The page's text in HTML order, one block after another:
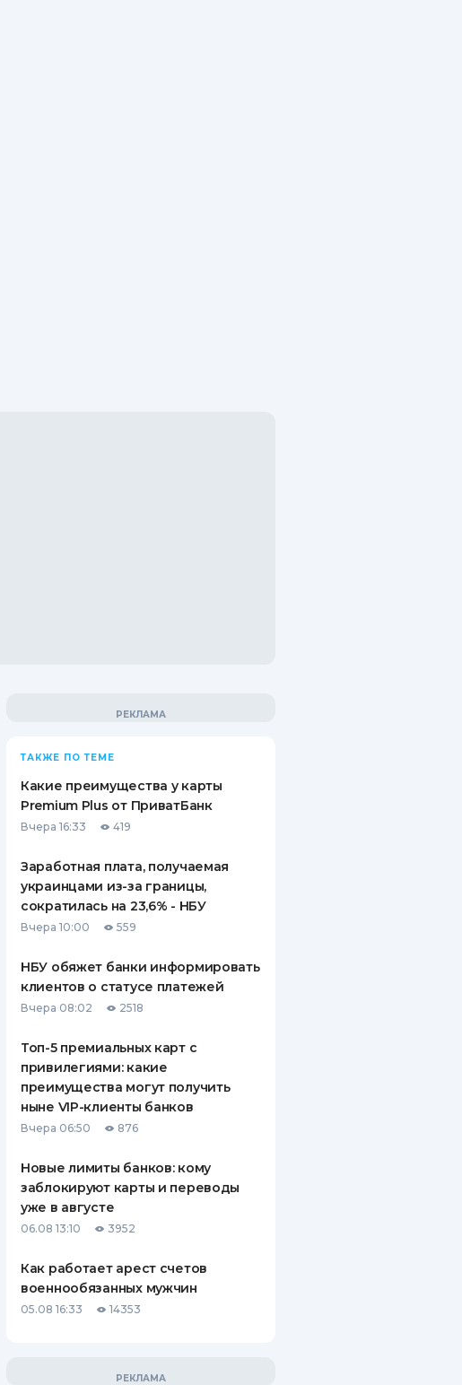
ТАКЖЕ ПО ТЕМЕ
Какие преимущества у карты
Premium Plus от ПриватБанк
Вчера 16:33 419
Заработная плата, получаемая
украинцами из-за границы,
сократилась на 23,6% - НБУ
Вчера 10:00 559
НБУ обяжет банки информировать
клиентов о статусе платежей
Вчера 08:02 2518
Топ-5 премиальных карт с
привилегиями: какие
преимущества могут получить
ныне VIP-клиенты банков
Вчера 06:50 876
Новые лимиты банков: кому
заблокируют карты и переводы
уже в августе
06.08 13:10 3952
Как работает арест счетов
военнообязанных мужчин
05.08 16:33 14353